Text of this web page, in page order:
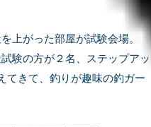
上がった部屋が試験会場。
験の方が２名、ステップアッ
てきて、釣りが趣味の釣ガー